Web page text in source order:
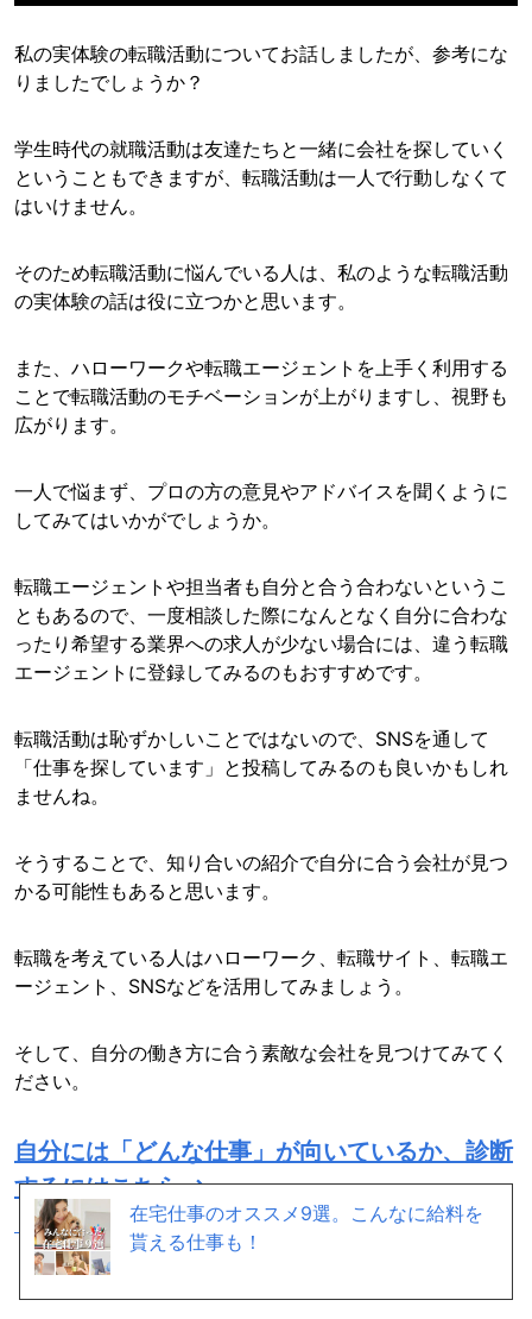
私の実体験の転職活動についてお話しましたが、参考にな
りましたでしょうか？
学生時代の就職活動は友達たちと一緒に会社を探していく
ということもできますが、転職活動は一人で行動しなくて
はいけません。
そのため転職活動に悩んでいる人は、私のような転職活動
の実体験の話は役に立つかと思います。
また、ハローワークや転職エージェントを上手く利用する
ことで転職活動のモチベーションが上がりますし、視野も
広がります。
一人で悩まず、プロの方の意見やアドバイスを聞くように
してみてはいかがでしょうか。
転職エージェントや担当者も自分と合う合わないというこ
ともあるので、一度相談した際になんとなく自分に合わな
ったり希望する業界への求人が少ない場合には、違う転職
エージェントに登録してみるのもおすすめです。
転職活動は恥ずかしいことではないので、SNSを通して
「仕事を探しています」と投稿してみるのも良いかもしれ
ませんね。
そうすることで、知り合いの紹介で自分に合う会社が見つ
かる可能性もあると思います。
転職を考えている人はハローワーク、転職サイト、転職エ
ージェント、SNSなどを活用してみましょう。
そして、自分の働き方に合う素敵な会社を見つけてみてく
ださい。
自分には「どんな仕事」が向いているか、診断
するにはこちら →
（正社員希望の人限定）在宅仕事のオススメ9選。こんなに給料を
貰える仕事も！